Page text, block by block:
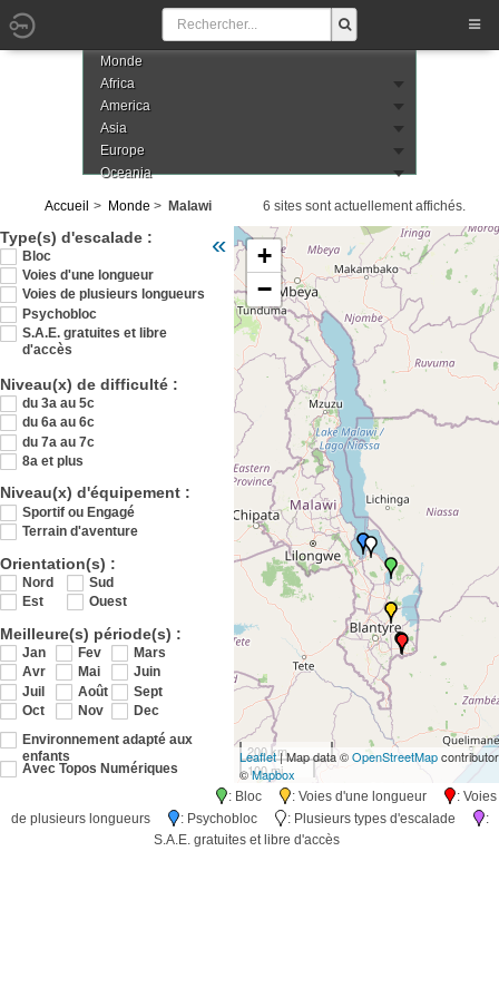
Monde
Africa
America
Asia
Europe
Oceania
Accueil Monde Malawi 6 sites sont actuellement affichés.
Type(s) d'escalade :
Bloc
Voies d'une longueur
Voies de plusieurs longueurs
Psychobloc
S.A.E. gratuites et libre
d'accès
Niveau(x) de difficulté :
du 3a au 5c
du 6a au 6c
du 7a au 7c
8a et plus
Niveau(x) d'équipement :
Sportif ou Engagé
Terrain d'aventure
Orientation(s) :
Nord
Sud
Est
Ouest
Meilleure(s) période(s) :
Jan Fev
Mars
Avr
Mai
Juin
Juil
Août
Sept
Oct
Nov
Dec
Environnement adapté aux
enfants
Avec Topos Numériques
« Veuillez patienter pendant le chargement
+
−
200 km
100 mi
Leaflet| Map data ©OpenStreetMap
©Mapbox
: Bloc : Voies d'une longueur
: Voies
de plusieurs longueurs
: Psychobloc : Plusieurs types d'escalade
:
S.A.E. gratuites et libre d'accès